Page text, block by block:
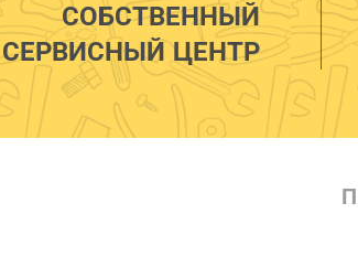
СОБСТВЕННЫЙ
СЕРВИСНЫЙ ЦЕНТР